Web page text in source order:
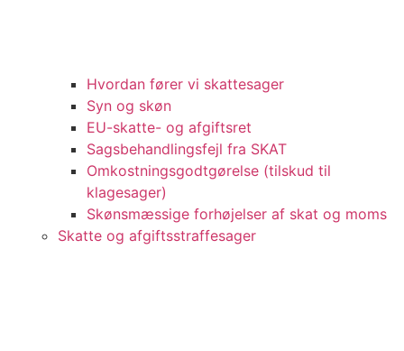
Hvordan fører vi skattesager
Syn og skøn
EU-skatte- og afgiftsret
Sagsbehandlingsfejl fra SKAT
Omkostningsgodtgørelse (tilskud til
klagesager)
Skønsmæssige forhøjelser af skat og moms
Skatte og afgiftsstraffesager